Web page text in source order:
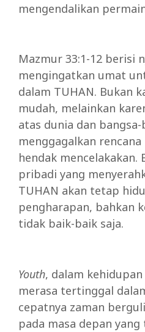
mengendalikan
Mazmur 33:1-12 berisi
mengingatkan umat
dalam TUHAN. Bukan
mudah, melainkan
atas dunia dan bangsa-
menggagalkan
hendak mencelakakan.
pribadi yang
TUHAN akan tetap
pengharapan, bahkan
tidak baik-baik saja.
Youth, dalam
merasa tertinggal
cepatnya zaman
pada masa depan